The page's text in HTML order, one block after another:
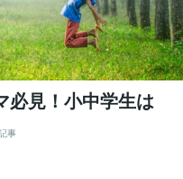
必見！小中学生は
事